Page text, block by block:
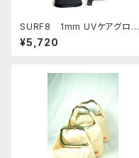
SURF8 1mm UVケアグロー
ブ サーフィン用 UVグロー
ブ 日焼け予防
¥5,720